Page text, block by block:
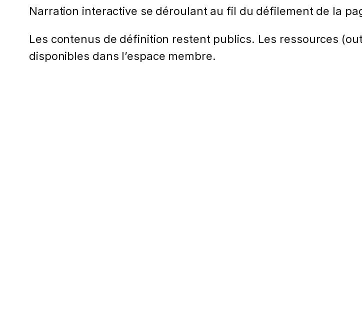
Narration interactive se déroulant au fil du défilement de la
Les contenus de définition restent publics. Les ressources
disponibles dans l’espace membre.